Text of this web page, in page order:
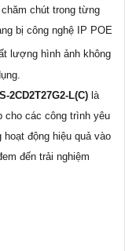
chút trong từng
bị công nghệ IP POE
lượng hình ảnh không
2CD2T27G2-L(C) là
cho các công trình yêu
động hiệu quả vào
đến trải nghiệm